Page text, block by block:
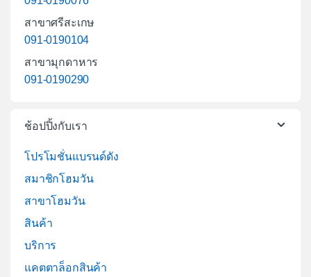
สาขาศรีสะเกษ
091-0190104
สาขามุกดาหาร
091-0190290
ช้อปปิ้งกับเรา
โปรโมชั่นแบรนด์ดัง
สมาชิกโฮมวัน
สาขาโฮมวัน
สินค้า
บริการ
แคตตาล็อกสินค้า